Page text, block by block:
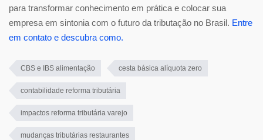
para transformar conhecimento em prática e colocar sua
empresa em sintonia com o futuro da tributação no Brasil. Entre
em contato e descubra como.
CBS e IBS alimentação cesta básica alíquota zero
contabilidade reforma tributária
impactos reforma tributária varejo
mudanças tributárias restaurantes